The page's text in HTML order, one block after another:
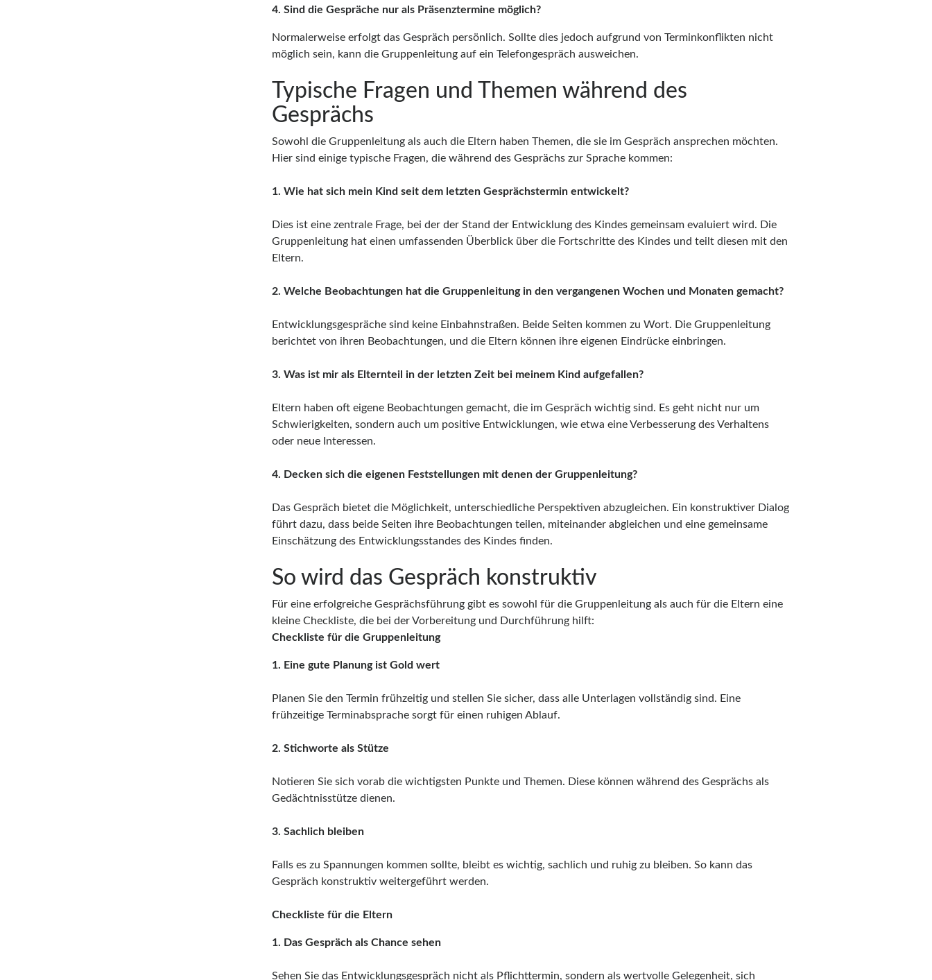
4. Sind die Gespräche nur als Präsenztermine möglich?
Normalerweise erfolgt das Gespräch persönlich. Sollte dies jedoch aufgrund von Terminkonflikten nicht
möglich sein, kann die Gruppenleitung auf ein Telefongespräch ausweichen.
Typische Fragen und Themen während des
Gesprächs
Sowohl die Gruppenleitung als auch die Eltern haben Themen, die sie im Gespräch ansprechen möchten.
Hier sind einige typische Fragen, die während des Gesprächs zur Sprache kommen:
1. Wie hat sich mein Kind seit dem letzten Gesprächstermin entwickelt?
Dies ist eine zentrale Frage, bei der der Stand der Entwicklung des Kindes gemeinsam evaluiert wird. Die
Gruppenleitung hat einen umfassenden Überblick über die Fortschritte des Kindes und teilt diesen mit den
Eltern.
2. Welche Beobachtungen hat die Gruppenleitung in den vergangenen Wochen und Monaten gemacht?
Entwicklungsgespräche sind keine Einbahnstraßen. Beide Seiten kommen zu Wort. Die Gruppenleitung
berichtet von ihren Beobachtungen, und die Eltern können ihre eigenen Eindrücke einbringen.
3. Was ist mir als Elternteil in der letzten Zeit bei meinem Kind aufgefallen?
Eltern haben oft eigene Beobachtungen gemacht, die im Gespräch wichtig sind. Es geht nicht nur um
Schwierigkeiten, sondern auch um positive Entwicklungen, wie etwa eine Verbesserung des Verhaltens
oder neue Interessen.
4. Decken sich die eigenen Feststellungen mit denen der Gruppenleitung?
Das Gespräch bietet die Möglichkeit, unterschiedliche Perspektiven abzugleichen. Ein konstruktiver Dialog
führt dazu, dass beide Seiten ihre Beobachtungen teilen, miteinander abgleichen und eine gemeinsame
Einschätzung des Entwicklungsstandes des Kindes finden.
So wird das Gespräch konstruktiv
Für eine erfolgreiche Gesprächsführung gibt es sowohl für die Gruppenleitung als auch für die Eltern eine
kleine Checkliste, die bei der Vorbereitung und Durchführung hilft:
Checkliste für die Gruppenleitung
1. Eine gute Planung ist Gold wert
Planen Sie den Termin frühzeitig und stellen Sie sicher, dass alle Unterlagen vollständig sind. Eine
frühzeitige Terminabsprache sorgt für einen ruhigen Ablauf.
2. Stichworte als Stütze
Notieren Sie sich vorab die wichtigsten Punkte und Themen. Diese können während des Gesprächs als
Gedächtnisstütze dienen.
3. Sachlich bleiben
Falls es zu Spannungen kommen sollte, bleibt es wichtig, sachlich und ruhig zu bleiben. So kann das
Gespräch konstruktiv weitergeführt werden.
Checkliste für die Eltern
1. Das Gespräch als Chance sehen
Sehen Sie das Entwicklungsgespräch nicht als Pflichttermin, sondern als wertvolle Gelegenheit, sich